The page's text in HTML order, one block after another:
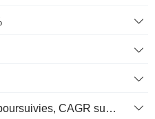
Bénéfices des activités poursuivies, CAGR sur 2 ans